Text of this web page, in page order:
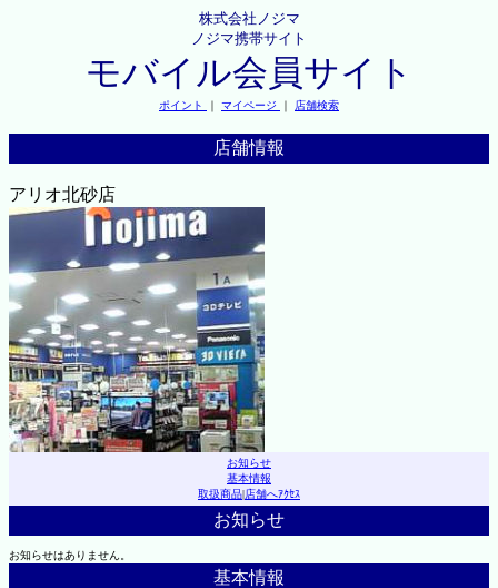
株式会社ノジマ
ノジマ携帯サイト
モバイル会員サイト
ポイント ｜ マイページ ｜ 店舗検索
店舗情報
アリオ北砂店
お知らせ
基本情報
取扱商品|店舗へｱｸｾｽ
お知らせ
お知らせはありません。
基本情報